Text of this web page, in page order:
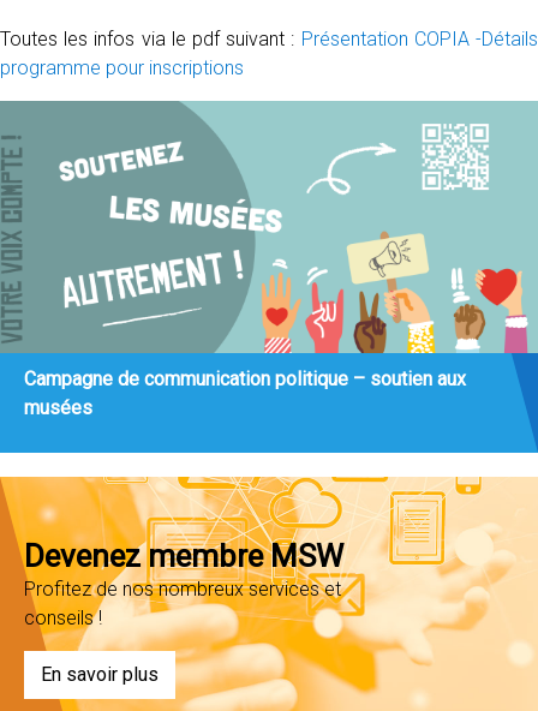
Toutes les infos via le pdf suivant : Présentation COPIA -Détails
programme pour inscriptions
Campagne de communication politique – soutien aux
musées
Devenez membre MSW
Profitez de nos nombreux services et
conseils !
En savoir plus